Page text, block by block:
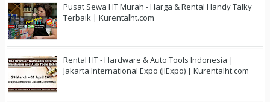
Pusat Sewa HT Murah - Harga & Rental Handy Talky
Terbaik | Kurentalht.com
Rental HT - Hardware & Auto Tools Indonesia |
Jakarta International Expo (JIExpo) | Kurentalht.com